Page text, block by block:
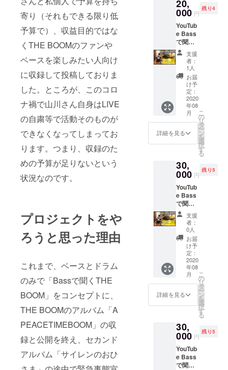
寄り（それもできる限り低
予算で）、収益目的ではな
くTHE BOOMのファンや
ベースを楽しみたい人向け
に収録して投稿しておりま
した。ところが、このコロ
ナ禍で山川さん自身はLIVE
の自粛等で活動そのものが
できなくなってしまってお
ります。つまり、収録のた
めの予算が足りないという
状況なのです。
プロジェクトをや
ろうと思った理由
これまで、ベースとドラム
のみで「Bassで聞くTHE
BOOM」をコンセプトに、
THE BOOMのアルバム「A
PEACETIMEBOOM」の収
録と公開を終え、セカンド
アルバム「サイレンのおひ
と拒食
症の
僕」の2
曲の収
録にな
りま
す。ス
タジオ
にて生
の収録
現場を
見学す
ること
が可能
です。
募集期
間終了
ジュー
ル調整
のの
ち、収
録日を
決めて
実施し
ます。
このリ
ターン
の演奏
曲は、
「ひゃ
くまん
つぶの
涙」
「過食
僕」 の
2曲で
間違え
ないよ
うにお
20,
000 円
残り4
YouTub
e Bass
で聞く
THE
BOOM
「JAPA
NESKA
」収録
のスタ
ジオ見
学権。
「夜
道」と
「ウキ
ウキ
ルー
の2曲の
収録に
なりま
す。ス
タジオ
にて生
の収録
現場を
見学す
ること
が可能
です。
募集期
間終了
後、お
申込者
とスケ
ち、収
録日を
決めて
実施し
ます。
このリ
支援
者：
1人
お届
け予
定：
2020
年08
月
詳細を見る
こ
の
リ
タ
ー
ン
を
選
択
す
る
30,
000 円
残り5
YouTub
e Bass
で聞く
THE
BOOM
「JAPA
NESKA
」収録
のスタ
ジオ見
学権。
「逆立
ちすれ
ば答え
がわか
る」、
流れ
は」、
「中央
線」3曲
の収録
になり
支援
者：
0人
お届
け予
定：
2020
年08
月
詳細を見る
こ
の
リ
タ
ー
ン
を
選
択
す
る
30,
000 円
残り5
YouTub
e Bass
で聞く